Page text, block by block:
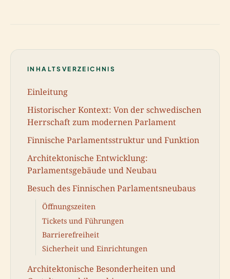
INHALTSVERZEICHNIS
Einleitung
Historischer Kontext: Von der schwedischen
Herrschaft zum modernen Parlament
Finnische Parlamentsstruktur und Funktion
Architektonische Entwicklung:
Parlamentsgebäude und Neubau
Besuch des Finnischen Parlamentsneubaus
Öffnungszeiten
Tickets und Führungen
Barrierefreiheit
Sicherheit und Einrichtungen
Architektonische Besonderheiten und